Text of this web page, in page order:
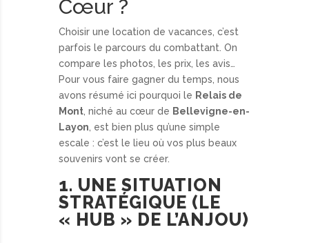
Cœur ?
Choisir une location de vacances, c’est
parfois le parcours du combattant. On
compare les photos, les prix, les avis…
Pour vous faire gagner du temps, nous
avons résumé ici pourquoi le Relais de
Mont, niché au cœur de Bellevigne-en-
Layon , est bien plus qu’une simple
escale : c’est le lieu où vos plus beaux
souvenirs vont se créer.
1. UNE SITUATION
STRATÉGIQUE (LE
« HUB » DE L’ANJOU)